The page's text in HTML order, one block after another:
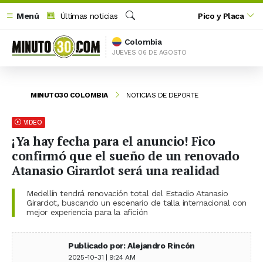
Menú
Últimas noticias
Buscar
Pico y Placa
Colombia
JUEVES 06 DE AGOSTO
MINUTO30 COLOMBIA NOTICIAS DE DEPORTE
VIDEO
¡Ya hay fecha para el anuncio! Fico
confirmó que el sueño de un renovado
Atanasio Girardot será una realidad
Medellín tendrá renovación total del Estadio Atanasio
Girardot, buscando un escenario de talla internacional con
mejor experiencia para la afición
Publicado por: Alejandro Rincón
2025-10-31 | 9:24 AM